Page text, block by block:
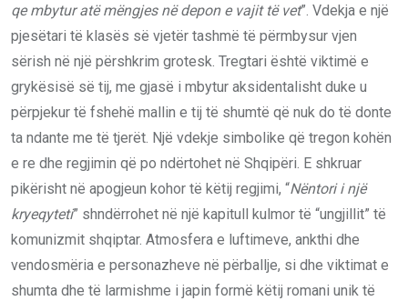
qe mbytur atë mëngjes në depon e vajit të vet”. Vdekja e një
pjesëtari të klasës së vjetër tashmë të përmbysur vjen
sërish në një përshkrim grotesk. Tregtari është viktimë e
grykësisë së tij, me gjasë i mbytur aksidentalisht duke u
përpjekur të fshehë mallin e tij të shumtë që nuk do të donte
ta ndante me të tjerët. Një vdekje simbolike që tregon kohën
e re dhe regjimin që po ndërtohet në Shqipëri. E shkruar
pikërisht në apogjeun kohor të këtij regjimi, “Nëntori i një
kryeqyteti” shndërrohet në një kapitull kulmor të “ungjillit” të
komunizmit shqiptar. Atmosfera e luftimeve, ankthi dhe
vendosmëria e personazheve në përballje, si dhe viktimat e
shumta dhe të larmishme i japin formë këtij romani unik të